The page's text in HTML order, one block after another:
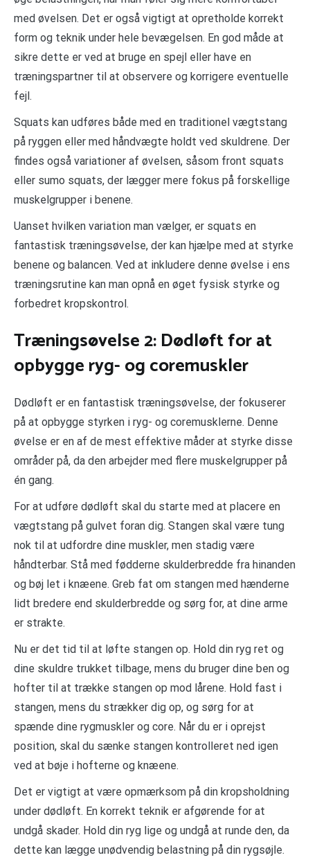
med øvelsen. Det er også vigtigt at opretholde korrekt
form og teknik under hele bevægelsen. En god måde at
sikre dette er ved at bruge en spejl eller have en
træningspartner til at observere og korrigere eventuelle
fejl.
Squats kan udføres både med en traditionel vægtstang
på ryggen eller med håndvægte holdt ved skuldrene. Der
findes også variationer af øvelsen, såsom front squats
eller sumo squats, der lægger mere fokus på forskellige
muskelgrupper i benene.
Uanset hvilken variation man vælger, er squats en
fantastisk træningsøvelse, der kan hjælpe med at styrke
benene og balancen. Ved at inkludere denne øvelse i ens
træningsrutine kan man opnå en øget fysisk styrke og
forbedret kropskontrol.
Træningsøvelse 2: Dødløft for at
opbygge ryg- og coremuskler
Dødløft er en fantastisk træningsøvelse, der fokuserer
på at opbygge styrken i ryg- og coremusklerne. Denne
øvelse er en af de mest effektive måder at styrke disse
områder på, da den arbejder med flere muskelgrupper på
én gang.
For at udføre dødløft skal du starte med at placere en
vægtstang på gulvet foran dig. Stangen skal være tung
nok til at udfordre dine muskler, men stadig være
håndterbar. Stå med fødderne skulderbredde fra hinanden
og bøj let i knæene. Greb fat om stangen med hænderne
lidt bredere end skulderbredde og sørg for, at dine arme
er strakte.
Nu er det tid til at løfte stangen op. Hold din ryg ret og
dine skuldre trukket tilbage, mens du bruger dine ben og
hofter til at trække stangen op mod lårene. Hold fast i
stangen, mens du strækker dig op, og sørg for at
spænde dine rygmuskler og core. Når du er i oprejst
position, skal du sænke stangen kontrolleret ned igen
ved at bøje i hofterne og knæene.
Det er vigtigt at være opmærksom på din kropsholdning
under dødløft. En korrekt teknik er afgørende for at
undgå skader. Hold din ryg lige og undgå at runde den, da
dette kan lægge unødvendig belastning på din rygsøjle.